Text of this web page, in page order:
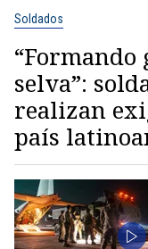
Soldados
selva”:
realizan
país